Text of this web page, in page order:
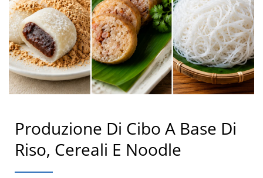
Produzione Di Cibo A Base Di
Riso, Cereali E Noodle